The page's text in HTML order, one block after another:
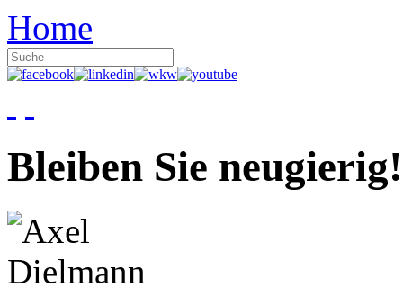
Home
Bleiben Sie neugierig!